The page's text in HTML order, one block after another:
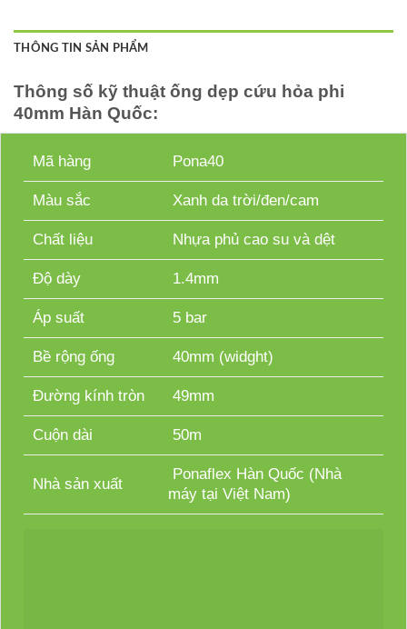
THÔNG TIN SẢN PHẨM
Thông số kỹ thuật ống dẹp cứu hỏa phi
40mm Hàn Quốc:
Mã hàng Pona40
Màu sắc Xanh da trời/đen/cam
Chất liệu Nhựa phủ cao su và dệt
Độ dày 1.4mm
Áp suất 5 bar
Bề rộng ống 40mm (widght)
Đường kính tròn 49mm
Cuộn dài 50m
Nhà sản xuất
Ponaflex Hàn Quốc (Nhà
máy tại Việt Nam)